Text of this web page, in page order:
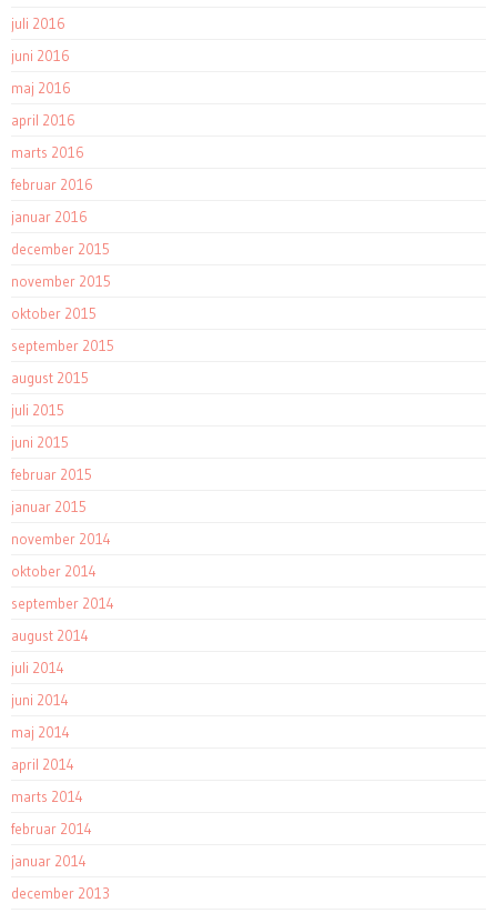
juli 2016
juni 2016
maj 2016
april 2016
marts 2016
februar 2016
januar 2016
december 2015
november 2015
oktober 2015
september 2015
august 2015
juli 2015
juni 2015
februar 2015
januar 2015
november 2014
oktober 2014
september 2014
august 2014
juli 2014
juni 2014
maj 2014
april 2014
marts 2014
februar 2014
januar 2014
december 2013